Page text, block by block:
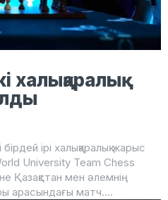
халықаралық
ірі халықаралық жарыс
University Team Chess
Қазақстан мен әлемнің
арасындағы матч....